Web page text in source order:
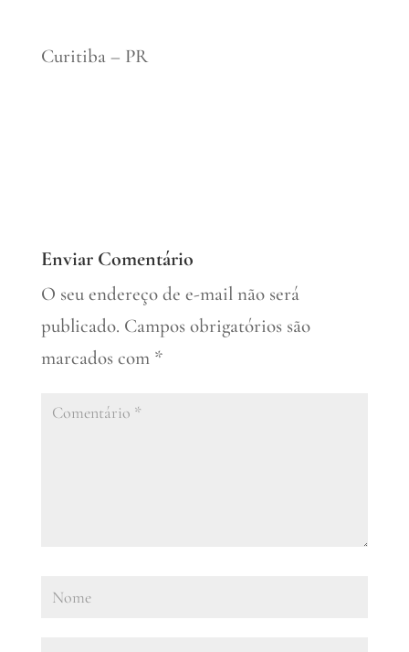
Curitiba – PR
Enviar Comentário
O seu endereço de e-mail não será
publicado. Campos obrigatórios são
marcados com *